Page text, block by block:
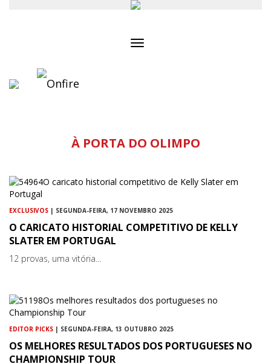
À PORTA DO OLIMPO
EXCLUSIVOS | SEGUNDA-FEIRA, 17 NOVEMBRO 2025
O CARICATO HISTORIAL COMPETITIVO DE KELLY
SLATER EM PORTUGAL
12 provas, uma vitória...
EDITOR PICKS | SEGUNDA-FEIRA, 13 OUTUBRO 2025
OS MELHORES RESULTADOS DOS PORTUGUESES NO
CHAMPIONSHIP TOUR